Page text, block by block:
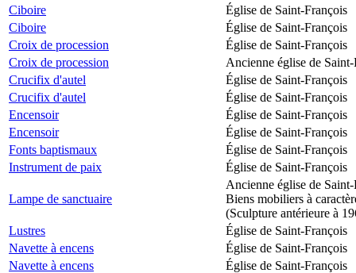
Ciboire
Église de Saint-François
Ciboire
Église de Saint-François
Croix de procession
Église de Saint-François
Croix de procession
Ancienne église de Saint-
Crucifix d'autel
Église de Saint-François
Crucifix d'autel
Église de Saint-François
Encensoir
Église de Saint-François
Encensoir
Église de Saint-François
Fonts baptismaux
Église de Saint-François
Instrument de paix
Église de Saint-François
Lampe de sanctuaire
Ancienne église de Saint-
Biens mobiliers à
(Sculpture antérieure à
Lustres
Église de Saint-François
Navette à encens
Église de Saint-François
Navette à encens
Église de Saint-François